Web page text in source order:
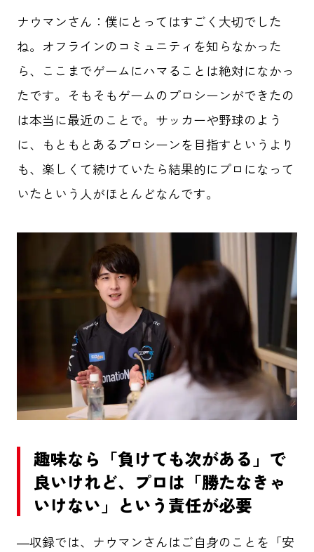
ナウマンさん：僕にとってはすごく大切でした
ね。オフラインのコミュニティを知らなかった
ら、ここまでゲームにハマることは絶対になかっ
たです。そもそもゲームのプロシーンができたの
は本当に最近のことで。サッカーや野球のよう
に、もともとあるプロシーンを目指すというより
も、楽しくて続けていたら結果的にプロになって
いたという人がほとんどなんです。
趣味なら「負けても次がある」で
良いけれど、プロは「勝たなきゃ
いけない」という責任が必要
―収録では、ナウマンさんはご自身のことを「安